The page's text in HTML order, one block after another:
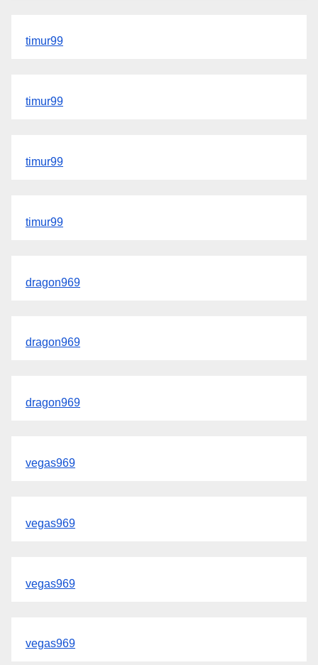
timur99
timur99
timur99
timur99
dragon969
dragon969
dragon969
vegas969
vegas969
vegas969
vegas969